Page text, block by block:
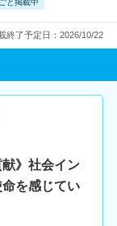
と掲載中
終了予定日：2026/10/22
》社会イン
を感じてい